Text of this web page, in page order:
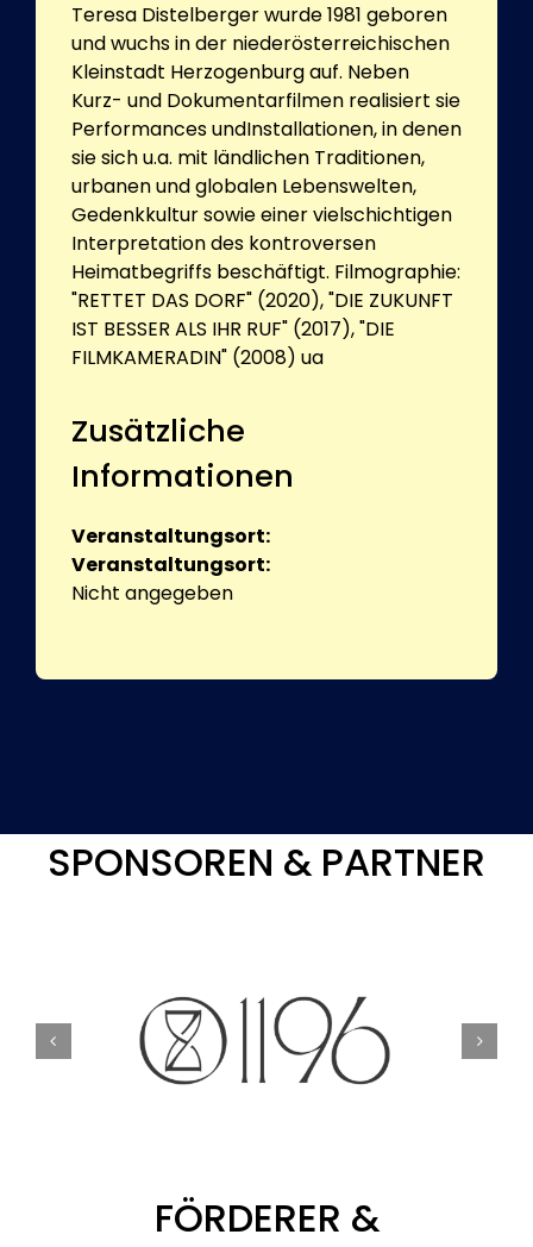
Teresa Distelberger wurde 1981 geboren
und wuchs in der niederösterreichischen
Kleinstadt Herzogenburg auf. Neben
Kurz- und Dokumentarfilmen realisiert sie
Performances undInstallationen, in denen
sie sich u.a. mit ländlichen Traditionen,
urbanen und globalen Lebenswelten,
Gedenkkultur sowie einer vielschichtigen
Interpretation des kontroversen
Heimatbegriffs beschäftigt. Filmographie:
"RETTET DAS DORF" (2020), "DIE ZUKUNFT
IST BESSER ALS IHR RUF" (2017), "DIE
FILMKAMERADIN" (2008) ua
Zusätzliche
Informationen
Veranstaltungsort:
Veranstaltungsort:
Nicht angegeben
SPONSOREN & PARTNER
FÖRDERER &